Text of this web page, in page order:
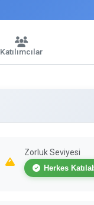
Katılımcılar
Zorluk Seviyesi
Herkes